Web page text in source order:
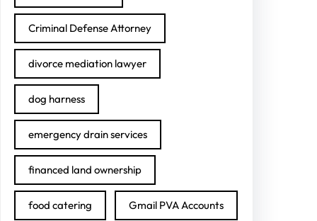
Criminal Defense Attorney
divorce mediation lawyer
dog harness
emergency drain services
financed land ownership
food catering Gmail PVA Accounts